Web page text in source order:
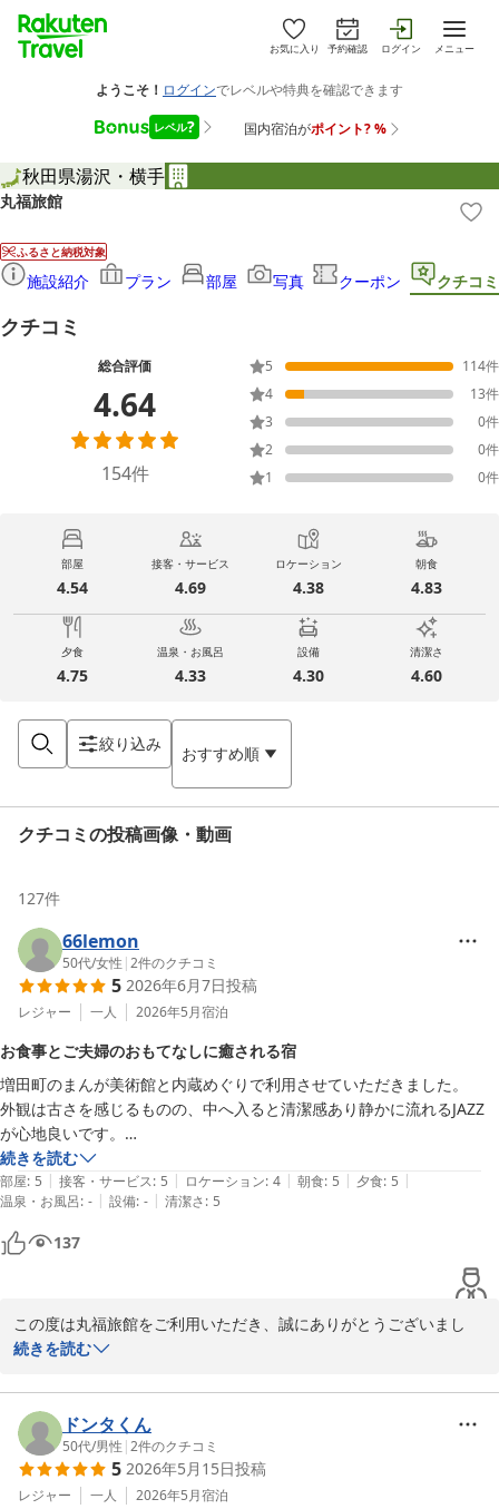
お気に入り 予約確認 ログイン メニュー
秋田県湯沢・横手
丸福旅館
ふるさと納税対象
施設紹介 プラン 部屋 写真 クーポン クチコミ
クチコミ
総合評価
4.64
154件
5 114件
4
13件
3
0件
2
0件
1
0件
部屋
4.54
接客・サービス
4.69
ロケーション
4.38
朝食
4.83
夕食
4.75
温泉・お風呂
4.33
設備
4.30
清潔さ
4.60
絞り込み おすすめ順
クチコミの投稿画像・動画
127件
66lemon
50代/女性 |2件のクチコミ
5 2026年6月7日投稿
レジャー 一人 2026年5月宿泊
お食事とご夫婦のおもてなしに癒される宿
増田町のまんが美術館と内蔵めぐりで利用させていただきました。
外観は古さを感じるものの、中へ入ると清潔感あり静かに流れるJAZZ
が心地良いです。
お風呂は共同ですが客同士が被らぬよう調整あり１人でゆっくり入れま
した。石風呂なので身体がポカポカし疲れがとれます。
お食事がとっても美味しい。この宿代でここまでのサービスは文句のつ
けどころがありません。
営まれてるご夫婦の感じ良さと心あるおもてなしにも癒されました。
続きを読む
部屋: 5 | 接客・サービス: 5 | ロケーション: 4 | 朝食: 5 | 夕食: 5 |
温泉・お風呂: - | 設備: - | 清潔さ: 5
137
この度は丸福旅館をご利用いただき、誠にありがとうございまし
た。
かいお言葉を頂戴し、大変嬉しく存じます。
当館は十文字駅から徒歩2分という立地にあり、まんが美術館や内
蔵めぐりといった周辺観光の拠点としてご活用いただけたようで何
よりです。
続きを読む
ドンタくん
50代/男性 |2件のクチコミ
5 2026年5月15日投稿
レジャー 一人 2026年5月宿泊